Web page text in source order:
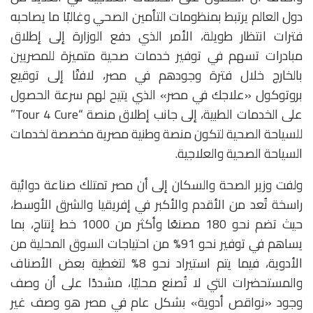
دول العالم يرتبط بمنظومات التأمين الصحي وغالبًا ما يصاحبه
فترات انتظار طويلة، الأمر الذي دفع الوزارة إلى إطلاق
مبادرات تسهم في توفير خدمات صحية متميزة للمصريين
بالخارج خلال فترة وجودهم في مصر، لافتًا إلى توقيع
بروتوكول «علاجك في مصر» الذي يتيح لهم سرعة الحصول
على الخدمات الطبية، إلى جانب إطلاق منصة “Tour 4 Cure”
للسياحة الصحية لتكون منصة وطنية مصرية مخصصة لخدمات
السياحة الصحية والعلاجية.
ولفت وزير الصحة والسكان إلى أن مصر تمتلك صناعة دوائية
راسخة تُعد من الأقدم والأكبر في إفريقيا والشرق الأوسط،
حيث تضم نحو 180 مصنعًا وأكثر من 1000 خط إنتاج، بما
يساهم في توفير نحو 91% من احتياجات السوق المحلية من
الأدوية، فيما يتم استيراد نحو 8% لتغطية بعض الأصناف
والمستحضرات التي لا تُصنع محليًا، مشددًا على أن وصف
وجود «نواقص أدوية» بشكل عام في مصر هو وصف غير